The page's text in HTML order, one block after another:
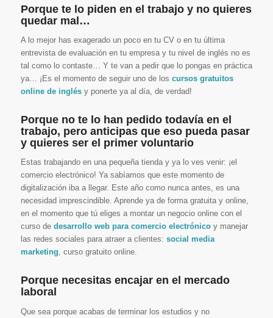
Porque te lo piden en el trabajo y no quieres
quedar mal…
A lo mejor has exagerado un poco en tu CV o en tu última
entrevista de evaluación en tu empresa y tu nivel de inglés no es
tal como lo contaste… Y te van a pedir que lo pongas en práctica
ya… ¡Es el momento de seguir uno de los cursos gratuitos
online de inglésy ponerte ya al día, de verdad!
Porque no te lo han pedido todavía en el
trabajo, pero anticipas que eso pueda pasar
y quieres ser el primer voluntario
Estas trabajando en una pequeña tienda y ya lo ves venir: ¡el
comercio electrónico! Ya sabíamos que este momento de
digitalización iba a llegar. Este año como nunca antes, es una
necesidad imprescindible. Aprende ya de forma gratuita y online,
en el momento que tú eliges a montar un negocio online con el
curso de desarrollo web para comercio electrónicoy manejar
las redes sociales para atraer a clientes: social media
marketing, curso gratuito online.
Porque necesitas encajar en el mercado
laboral
Que sea porque acabas de terminar los estudios y no